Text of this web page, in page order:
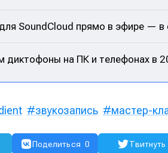
Мы в
Мы в
SoundCloud прямо в эфире —
диктофоны на ПК и телефонах в
звукозапись мастер-
Поделиться 0 Твитнуть